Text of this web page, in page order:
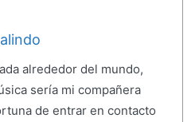
alrededor del mundo,
sería mi compañera
de entrar en contacto